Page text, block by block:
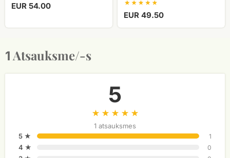
EUR 54.00
EUR 49.50
1 Atsauksme/-s
5
1 atsauksmes
5 ★
1
4 ★ 0